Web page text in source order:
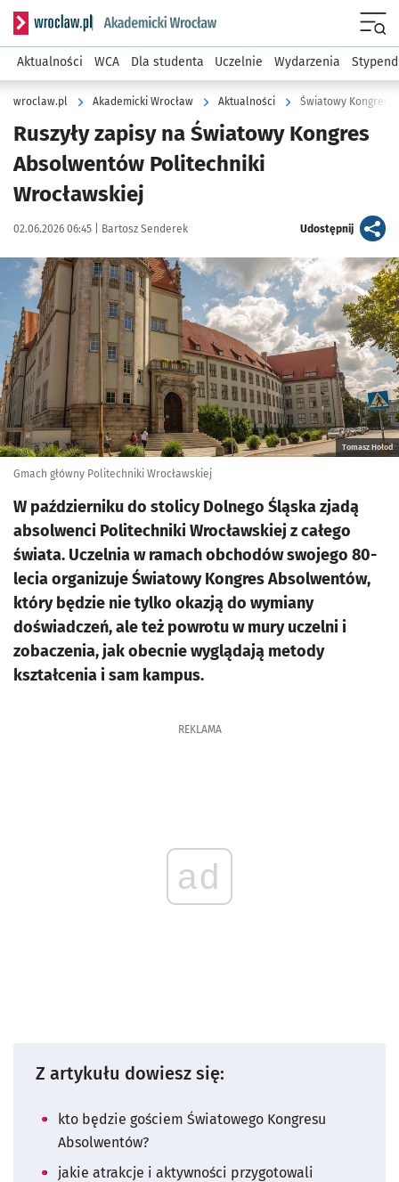
Serwis informacyjny wroclaw.pl podserwis: Akademicki
Aktualności WCA Dla studenta Uczelnie Wydarzenia
wroclaw.pl Akademicki Wrocław Aktualności Światowy Kongres
Ruszyły zapisy na Światowy Kongres
Absolwentów Politechniki
Wrocławskiej
Data publikacji:
02.06.2026 06:45 | Autor:
Bartosz Senderek Udostępnijartykuł
Kliknij, aby powiększyć
Tomasz Hołod
Gmach główny Politechniki Wrocławskiej
W październiku do stolicy Dolnego Śląska zjadą
absolwenci Politechniki Wrocławskiej z całego
świata. Uczelnia w ramach obchodów swojego 80-
lecia organizuje Światowy Kongres Absolwentów,
który będzie nie tylko okazją do wymiany
doświadczeń, ale też powrotu w mury uczelni i
zobaczenia, jak obecnie wyglądają metody
kształcenia i sam kampus.
REKLAMA
ad
Z artykułu dowiesz się:
kto będzie gościem Światowego Kongresu
Absolwentów?
jakie atrakcje i aktywności przygotowali